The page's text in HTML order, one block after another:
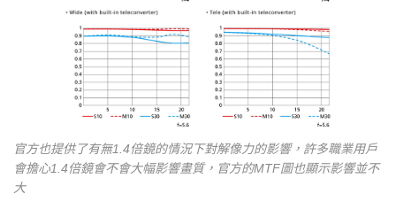
官方也提供了有無1.4倍鏡的情況下對解像力的影響，許多職業用戶
會擔心1.4倍鏡會不會大幅影響畫質，官方的MTF圖也顯示影響並不
大